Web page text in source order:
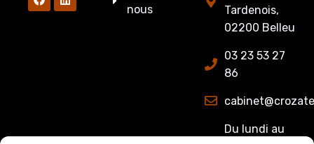
nous
Tardenois,
02200 Belleu
03 23 53 27
86
Du lundi au